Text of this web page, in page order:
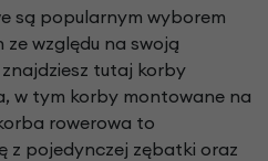
są popularnym wyborem
względu na swoją
tutaj korby
w tym korby montowane na
rowerowa to
z pojedynczej zębatki oraz